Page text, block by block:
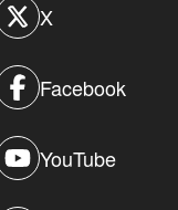
X
Facebook
YouTube